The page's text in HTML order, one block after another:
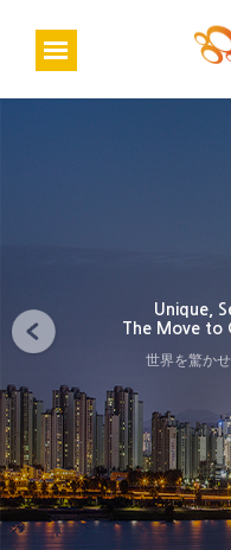
Unique,
The Move to
世界を驚か